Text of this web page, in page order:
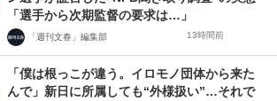
「選手から次期監督の要求は…」
「週刊文春」編集部 13時間前
「僕は根っこが違う。イロモノ団体から来た
んで」新日に所属しても“外様扱い”…それで